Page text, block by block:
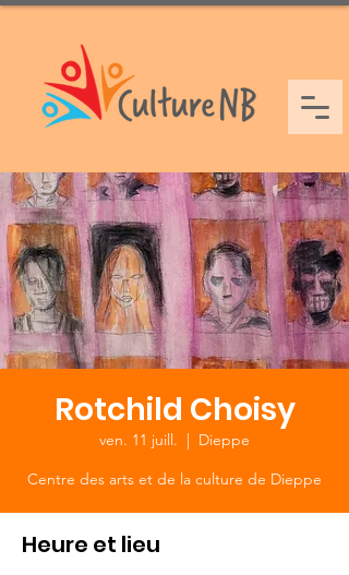
Rotchild Choisy
ven. 11 juill.
  |
Dieppe
Centre des arts et de la culture de Dieppe
Heure et lieu